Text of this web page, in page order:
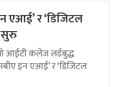
एआई’ र ‘डिजिटल
सुरु
आईटी कलेज लर्डबुद्ध
इन एआई’ र ‘डिजिटल